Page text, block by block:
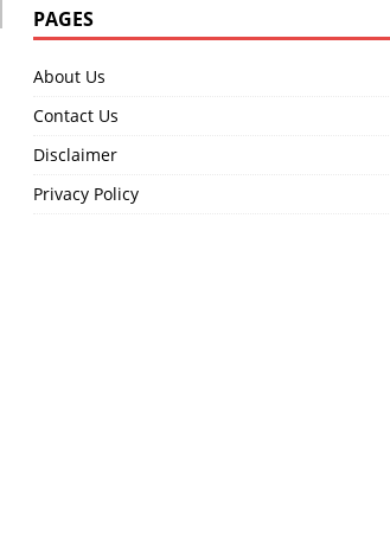
PAGES
About Us
Contact Us
Disclaimer
Privacy Policy